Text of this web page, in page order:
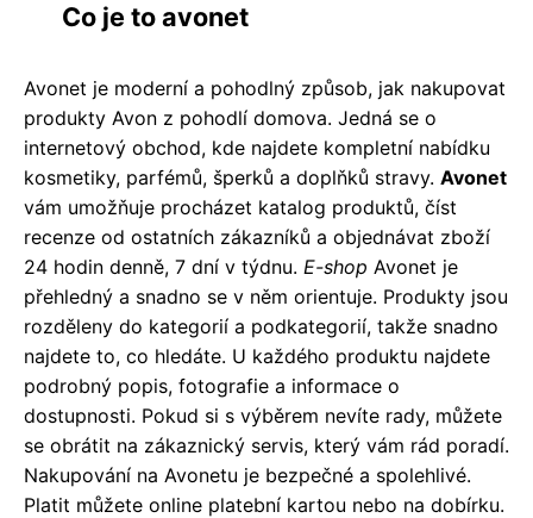
Co je to avonet
Avonet je moderní a pohodlný způsob, jak nakupovat
produkty Avon z pohodlí domova. Jedná se o
internetový obchod, kde najdete kompletní nabídku
kosmetiky, parfémů, šperků a doplňků stravy. Avonet
vám umožňuje procházet katalog produktů, číst
recenze od ostatních zákazníků a objednávat zboží
24 hodin denně, 7 dní v týdnu. E-shop Avonet je
přehledný a snadno se v něm orientuje. Produkty jsou
rozděleny do kategorií a podkategorií, takže snadno
najdete to, co hledáte. U každého produktu najdete
podrobný popis, fotografie a informace o
dostupnosti. Pokud si s výběrem nevíte rady, můžete
se obrátit na zákaznický servis, který vám rád poradí.
Nakupování na Avonetu je bezpečné a spolehlivé.
Platit můžete online platební kartou nebo na dobírku.